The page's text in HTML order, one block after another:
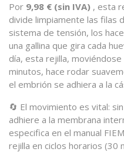
Por 9,98 € (sin IVA) , esta
divide limpiamente las filas
sistema de tensión, los
una gallina que gira cada
día, esta rejilla,
minutos, hace rodar
el embrión se adhiera a la
🔄 El movimiento es vital:
adhiere a la membrana
especifica en el manual
rejilla en ciclos horarios (30